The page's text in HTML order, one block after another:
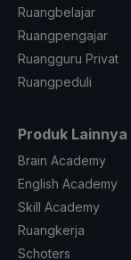
Ruangbelajar
Ruangpengajar
Ruangguru Privat
Ruangpeduli
Produk Lainnya
Brain Academy
English Academy
Skill Academy
Ruangkerja
Schoters